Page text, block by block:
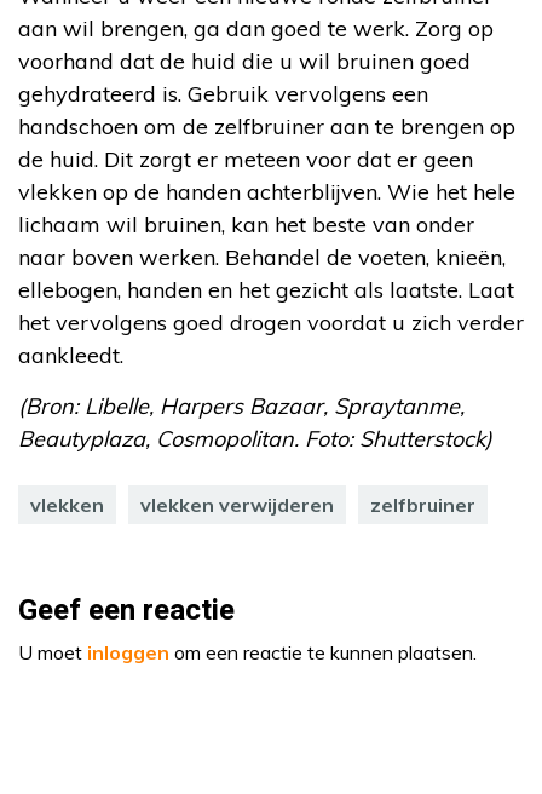
aan wil brengen, ga dan goed te werk. Zorg op
voorhand dat de huid die u wil bruinen goed
gehydrateerd is. Gebruik vervolgens een
handschoen om de zelfbruiner aan te brengen op
de huid. Dit zorgt er meteen voor dat er geen
vlekken op de handen achterblijven. Wie het hele
lichaam wil bruinen, kan het beste van onder
naar boven werken. Behandel de voeten, knieën,
ellebogen, handen en het gezicht als laatste. Laat
het vervolgens goed drogen voordat u zich verder
aankleedt.
(Bron: Libelle, Harpers Bazaar, Spraytanme,
Beautyplaza, Cosmopolitan. Foto: Shutterstock)
vlekken vlekken verwijderen zelfbruiner
Geef een reactie
U moet inloggen om een reactie te kunnen plaatsen.